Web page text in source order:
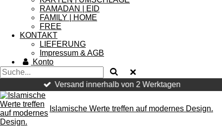
RAMADAN | EID
FAMILY | HOME
FREE
KONTAKT
LIEFERUNG
Impressum & AGB
Konto
Versand innerhalb von 2 Werktagen
Islamische Werte treffen auf modernes Design.